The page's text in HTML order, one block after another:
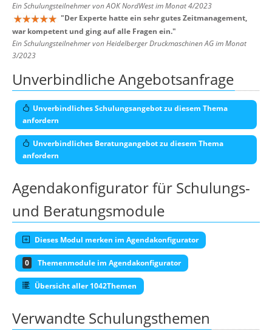
Ein Schulungsteilnehmer von AOK NordWest im Monat 4/2023
"Der Experte hatte ein sehr gutes Zeitmanagement,
war kompetent und ging auf alle Fragen ein."
Ein Schulungsteilnehmer von Heidelberger Druckmaschinen AG im Monat
3/2023
Unverbindliche Angebotsanfrage
Unverbindliches Schulungsangebot zu diesem Thema
anfordern
Unverbindliches Beratungangebot zu diesem Thema
anfordern
Agendakonfigurator für Schulungs-
und Beratungsmodule
Dieses Modul merken im Agendakonfigurator
0 Themenmodule im Agendakonfigurator
Übersicht aller 1042Themen
Verwandte Schulungsthemen